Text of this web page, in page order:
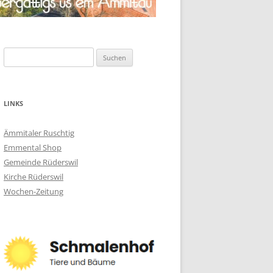
nach:
LINKS
Ämmitaler Ruschtig
Emmental Shop
Gemeinde Rüderswil
Kirche Rüderswil
Wochen-Zeitung